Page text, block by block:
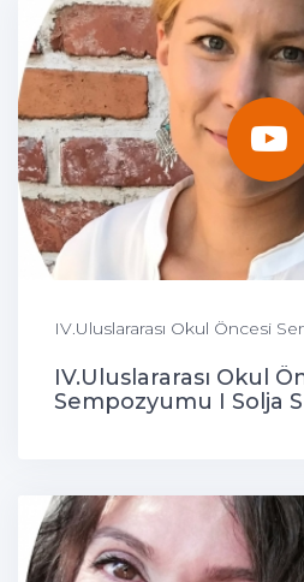
IV.Uluslararası Okul Öncesi
IV.Uluslararası Okul
Sempozyumu I Solja